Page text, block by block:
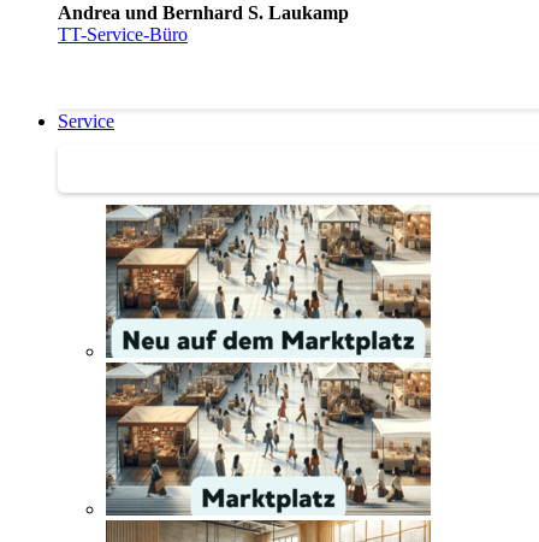
Andrea und Bernhard S. Laukamp
TT-Service-Büro
Service